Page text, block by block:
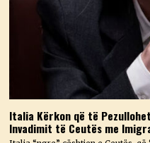
Italia Kërkon që të Pezullohet
Invadimit të Ceutës me